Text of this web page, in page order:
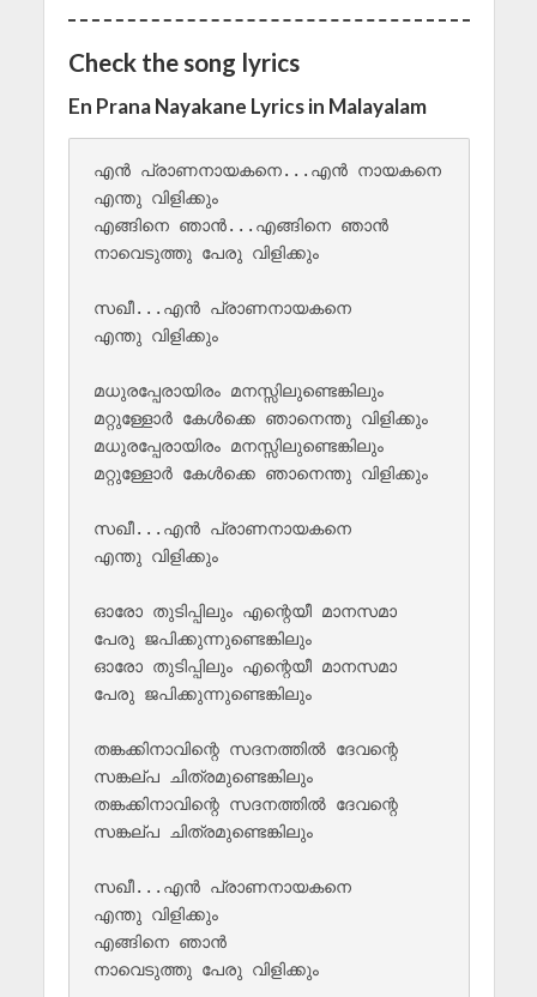
Check the song lyrics
En Prana Nayakane Lyrics in Malayalam
എന്‍ പ്രാണനായകനെ...എന്‍ നായകനെ
എന്തു വിളിക്കും
എങ്ങിനെ ഞാന്‍...എങ്ങിനെ ഞാന്‍
നാവെടുത്തു പേരു വിളിക്കും
സഖീ...എന്‍ പ്രാണനായകനെ
എന്തു വിളിക്കും
മധുരപ്പേരായിരം മനസ്സിലുണ്ടെങ്കിലും
മറ്റുള്ളോര്‍ കേള്‍ക്കെ ഞാനെന്തു വിളിക്കും
മധുരപ്പേരായിരം മനസ്സിലുണ്ടെങ്കിലും
മറ്റുള്ളോര്‍ കേള്‍ക്കെ ഞാനെന്തു വിളിക്കും
സഖീ...എന്‍ പ്രാണനായകനെ
എന്തു വിളിക്കും
ഓരോ തുടിപ്പിലും എന്റെയീ മാനസമാ
പേരു ജപിക്കുന്നുണ്ടെങ്കിലും
ഓരോ തുടിപ്പിലും എന്റെയീ മാനസമാ
പേരു ജപിക്കുന്നുണ്ടെങ്കിലും
തങ്കക്കിനാവിന്റെ സദനത്തില്‍ ദേവന്റെ
സങ്കല്പ ചിത്രമുണ്ടെങ്കിലും
തങ്കക്കിനാവിന്റെ സദനത്തില്‍ ദേവന്റെ
സങ്കല്പ ചിത്രമുണ്ടെങ്കിലും
സഖീ...എന്‍ പ്രാണനായകനെ
എന്തു വിളിക്കും
എങ്ങിനെ ഞാന്‍
നാവെടുത്തു പേരു വിളിക്കും